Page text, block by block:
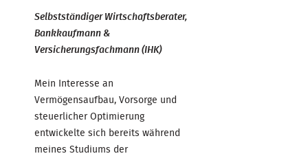
Selbstständiger Wirtschaftsberater,
Bankkaufmann &
Versicherungsfachmann (IHK)
Mein Interesse an
Vermögensaufbau, Vorsorge und
steuerlicher Optimierung
entwickelte sich bereits während
meines Studiums der